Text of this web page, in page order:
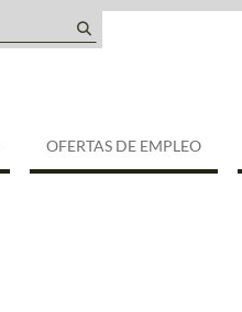
OFERTAS DE EMPLEO